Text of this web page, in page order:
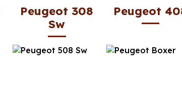
Peugeot 308
Sw
Peugeot